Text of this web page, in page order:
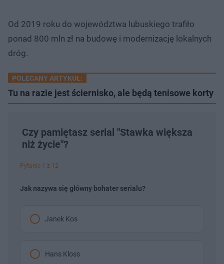
Od 2019 roku do województwa lubuskiego trafiło
ponad 800 mln zł na budowę i modernizację lokalnych
dróg.
POLECANY ARTYKUŁ:
Tu na razie jest ściernisko, ale będą tenisowe korty
Czy pamiętasz serial "Stawka większa
niż życie"?
Pytanie 1 z 12
Jak nazywa się główny bohater serialu?
Janek Kos
Hans Kloss